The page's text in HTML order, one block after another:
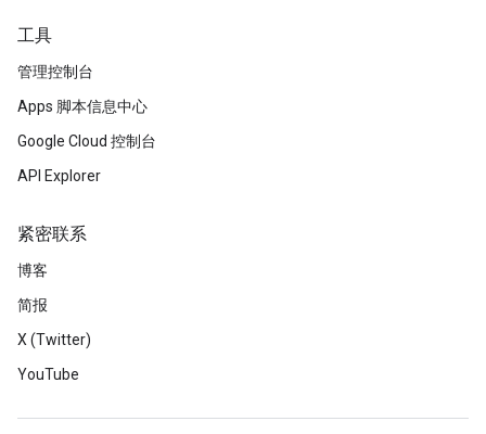
工具
管理控制台
Apps 脚本信息中心
Google Cloud 控制台
API Explorer
紧密联系
博客
简报
X (Twitter)
YouTube